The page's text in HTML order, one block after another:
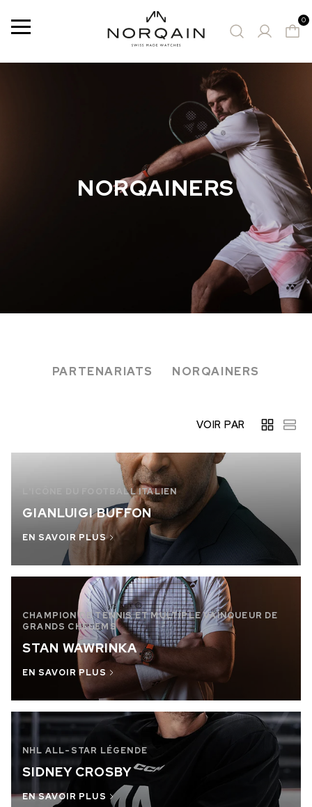
Menu 0
MONTRES PROPOSÉES
RUPTURE DE STOCK
WILD ONE SKELETON
GREY
NORQAINERS
PARTENARIATS NORQAINERS
VOIR PAR
L'ICÔNE DU FOOTBALL ITALIEN
GIANLUIGI BUFFON
EN SAVOIR PLUS
CHAMPION DE TENNIS ET MULTIPLE VAINQUEUR DE
GRANDS CHELEMS
STAN WAWRINKA
EN SAVOIR PLUS
NHL ALL-STAR LÉGENDE
SIDNEY CROSBY
EN SAVOIR PLUS